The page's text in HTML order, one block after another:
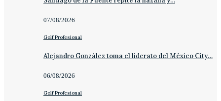
07/08/2026
Golf Profesional
Alejandro González toma el liderato del México City…
06/08/2026
Golf Profesional